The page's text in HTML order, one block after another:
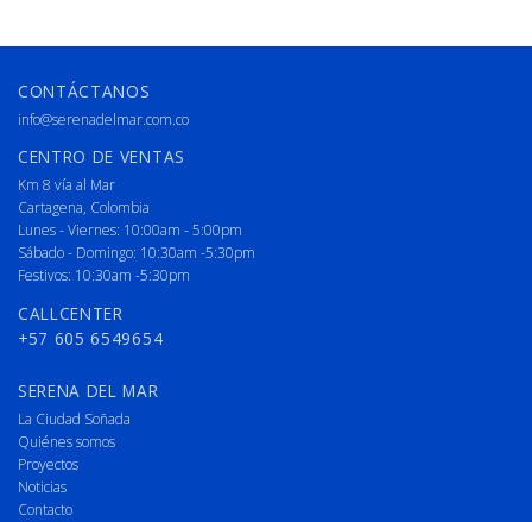
CONTÁCTANOS
info@serenadelmar.com.co
CENTRO DE VENTAS
Km 8 vía al Mar
Cartagena, Colombia
Lunes - Viernes: 10:00am - 5:00pm
Sábado - Domingo: 10:30am -5:30pm
Festivos: 10:30am -5:30pm
CALLCENTER
+57 605 6549654
SERENA DEL MAR
La Ciudad Soñada
Quiénes somos
Proyectos
Noticias
Contacto